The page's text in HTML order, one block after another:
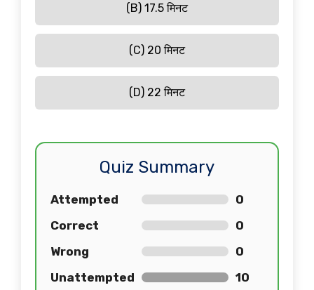
(B) 17.5 मिनट
(C) 20 मिनट
(D) 22 मिनट
Quiz Summary
Attempted
0
Correct
0
Wrong
0
Unattempted
10